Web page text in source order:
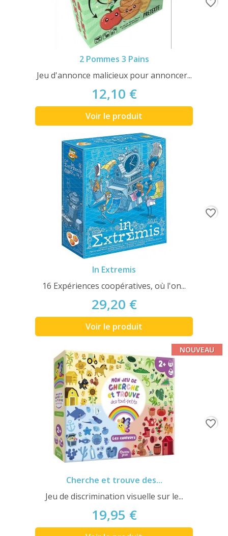
2 Pommes 3 Pains
Jeu d'annonce malicieux pour annoncer...
12,10 €
Voir le produit
favorite_border
In Extremis
16 Expériences coopératives, où l'on...
29,20 €
Voir le produit
favorite_border
Cherche et trouve des...
Jeu de discrimination visuelle sur le...
19,95 €
NOUVEAU
favorite_border